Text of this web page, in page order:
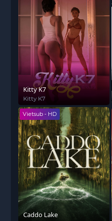
Kitty K7
Kitty K7
Vietsub - HD
Caddo Lake